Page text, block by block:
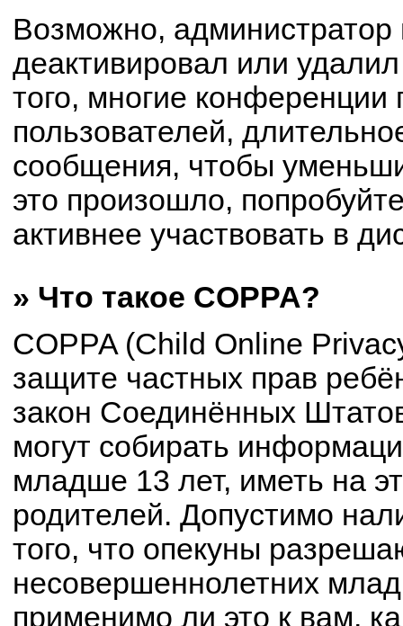
Возможно, администратор
деактивировал или
того, многие конференции
пользователей,
сообщения, чтобы
это произошло,
активнее участвовать в
» Что такое COPPA?
COPPA (Child Online
защите частных прав
закон Соединённых
могут собирать
младше 13 лет, иметь на
родителей. Допустимо
того, что опекуны
несовершеннолетних
применимо ли это к вам,